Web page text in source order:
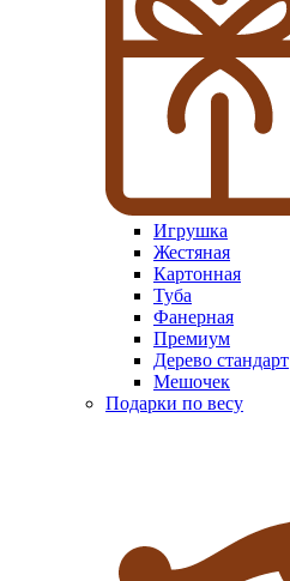
Игрушка
Жестяная
Картонная
Туба
Фанерная
Премиум
Дерево стандарт
Мешочек
Подарки по весу